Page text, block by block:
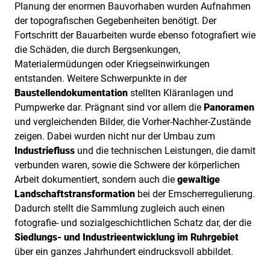
Planung der enormen Bauvorhaben wurden Aufnahmen
der topografischen Gegebenheiten benötigt. Der
Fortschritt der Bauarbeiten wurde ebenso fotografiert wie
die Schäden, die durch Bergsenkungen,
Materialermüdungen oder Kriegseinwirkungen
entstanden. Weitere Schwerpunkte in der
Baustellendokumentation stellten Kläranlagen und
Pumpwerke dar. Prägnant sind vor allem die Panoramen
und vergleichenden Bilder, die Vorher-Nachher-Zustände
zeigen. Dabei wurden nicht nur der Umbau zum
Industriefluss und die technischen Leistungen, die damit
verbunden waren, sowie die Schwere der körperlichen
Arbeit dokumentiert, sondern auch die gewaltige
Landschaftstransformation bei der Emscherregulierung.
Dadurch stellt die Sammlung zugleich auch einen
fotografie- und sozialgeschichtlichen Schatz dar, der die
Siedlungs- und Industrieentwicklung im Ruhrgebiet
über ein ganzes Jahrhundert eindrucksvoll abbildet.